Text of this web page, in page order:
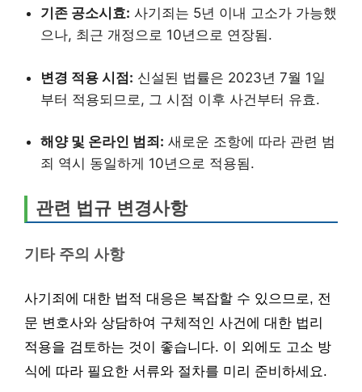
기존 공소시효: 사기죄는 5년 이내 고소가 가능했
으나, 최근 개정으로 10년으로 연장됨.
변경 적용 시점: 신설된 법률은 2023년 7월 1일
부터 적용되므로, 그 시점 이후 사건부터 유효.
해양 및 온라인 범죄: 새로운 조항에 따라 관련 범
죄 역시 동일하게 10년으로 적용됨.
관련 법규 변경사항
기타 주의 사항
사기죄에 대한 법적 대응은 복잡할 수 있으므로, 전
문 변호사와 상담하여 구체적인 사건에 대한 법리
적용을 검토하는 것이 좋습니다. 이 외에도 고소 방
식에 따라 필요한 서류와 절차를 미리 준비하세요.